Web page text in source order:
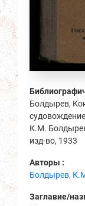
Болдырев,
К.М.
изд-во, 1933
Авторы :
Болдырев,
Заглавие/